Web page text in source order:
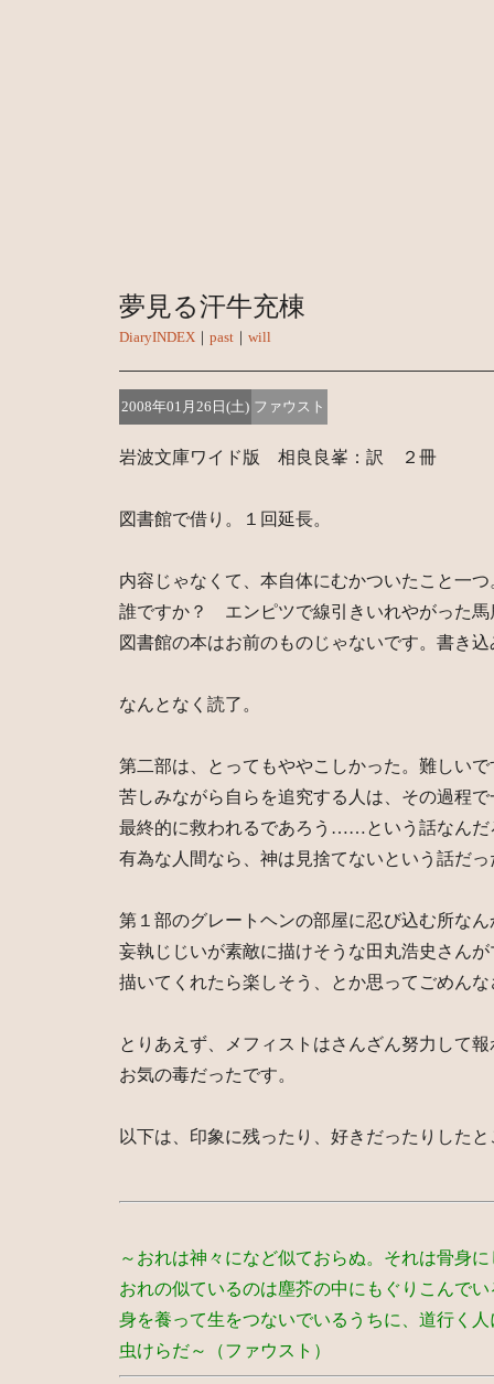
夢見る汗牛充棟
DiaryINDEX｜ past｜ will
2008年01月26日(土) ファウスト
岩波文庫ワイド版 相良良峯：訳 ２冊
図書館で借り。１回延長。
内容じゃなくて、本自体にむかついたこと一つ
誰ですか？ エンピツで線引きいれやがった馬
図書館の本はお前のものじゃないです。書き
なんとなく読了。
第二部は、とってもややこしかった。難しいで
苦しみながら自らを追究する人は、その過程
最終的に救われるであろう……という話なんだ
有為な人間なら、神は見捨てないという話
第１部のグレートヘンの部屋に忍び込む所なん
妄執じじいが素敵に描けそうな田丸浩史さんが
描いてくれたら楽しそう、とか思ってごめんな
とりあえず、メフィストはさんざん努力して
お気の毒だったです。
以下は、印象に残ったり、好きだったりしたと
～おれは神々になど似ておらぬ。それは骨身
おれの似ているのは塵芥の中にもぐりこんで
身を養って生をつないでいるうちに、道行く
虫けらだ～（ファウスト）